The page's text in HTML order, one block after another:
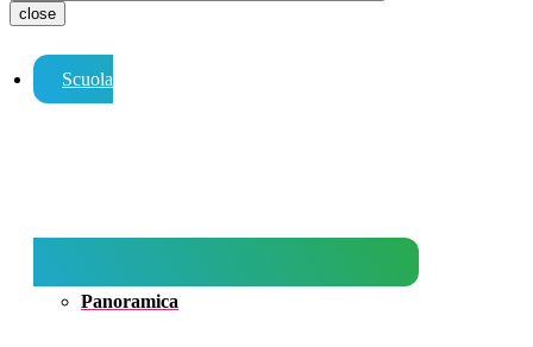
close
Scuola
Panoramica